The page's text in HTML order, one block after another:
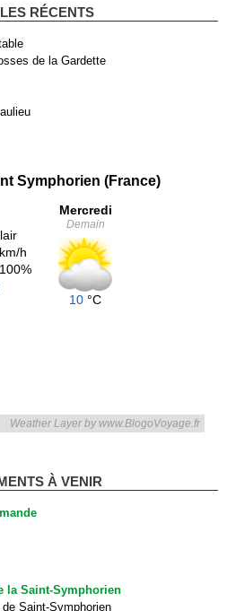
RÉCENTS
de la Gardette
Symphorien (France)
h
Mercredi
Demain
10 °C
Weather Layer by www.BlogoVoyage.fr
À VENIR
la Saint-Symphorien
Saint-Symphorien